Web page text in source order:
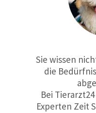
Sie wissen
die
Bei
Experten Zeit